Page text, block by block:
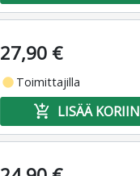
27,90 €
fiber_manual_record Toimittajilla
add_shopping_cart LISÄÄ KORIIN